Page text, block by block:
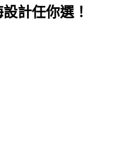
計任你選！